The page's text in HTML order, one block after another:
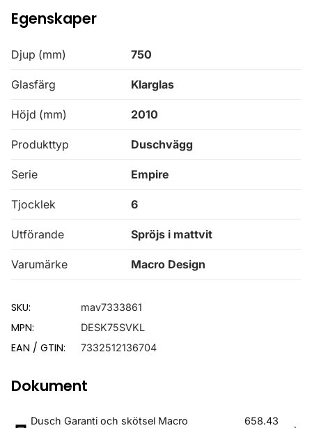
Egenskaper
Djup (mm) 750
Glasfärg Klarglas
Höjd (mm) 2010
Produkttyp Duschvägg
Serie Empire
Tjocklek 6
Utförande Spröjs i mattvit
Varumärke Macro Design
SKU: mav7333861
MPN: DESK75SVKL
EAN / GTIN: 7332512136704
Dokument
Dusch Garanti och skötsel Macro
658.43